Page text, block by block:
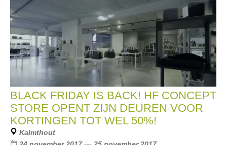
BLACK FRIDAY IS BACK! HF CONCEPT
STORE OPENT ZIJN DEUREN VOOR
KORTINGEN TOT WEL 50%!
Kalmthout